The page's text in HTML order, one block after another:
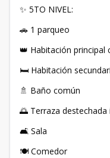
✨ 5TO NIVEL:
🚗 1 parqueo
👑 Habitación principal
🛏 Habitación
🚿 Baño común
🌅 Terraza
🛋 Sala
🍽 Comedor